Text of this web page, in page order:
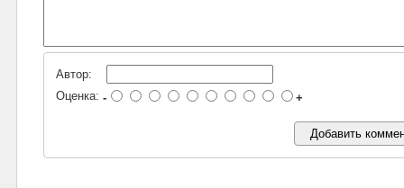
Автор:
Оценка: - +